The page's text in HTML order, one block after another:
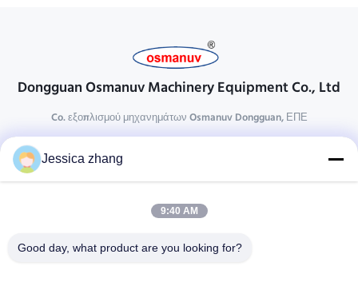
Dongguan Osmanuv Machinery Equipment Co., Ltd
Co. εξοπλισμού μηχανημάτων Osmanuv Dongguan, ΕΠΕ
28 δεύτερος ο βιομηχανικός, wei Liu chong, Wanjiang,
DongGuan, Guangdong, Κίνα
osmanuv@hotmail.com
Jessica zhang
9:40 AM
Good day, what product are you looking for?